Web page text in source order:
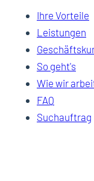
Ihre Vorteile
Leistungen
So geht's
Wie wir
FAQ
Suchauftrag